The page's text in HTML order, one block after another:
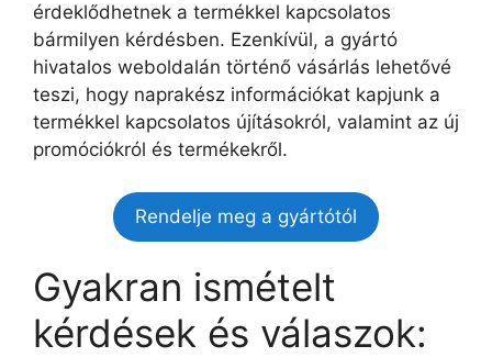
érdeklődhetnek a termékkel kapcsolatos
bármilyen kérdésben. Ezenkívül, a gyártó
hivatalos weboldalán történő vásárlás lehetővé
teszi, hogy naprakész információkat kapjunk a
termékkel kapcsolatos újításokról, valamint az új
promóciókról és termékekről.
Rendelje meg a gyártótól
Gyakran ismételt
kérdések és válaszok: